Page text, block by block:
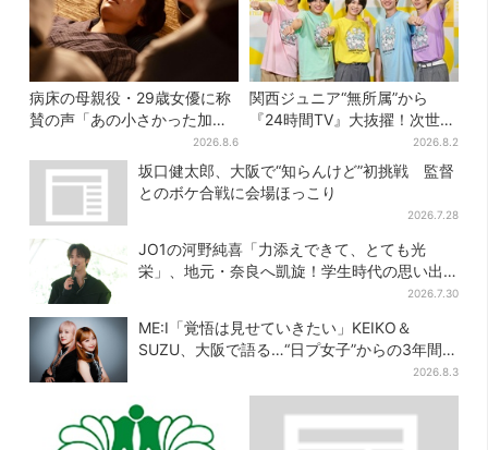
病床の母親役・29歳女優に称
賛の声「あの小さかった加恋
ちゃんが…」朝ドラ視聴者し
みじみ
2026.8.6
関西ジュニア“無所属”から
『24時間TV』大抜擢！次世代
スターと期待「まさか僕
が…」
2026.8.2
坂口健太郎、大阪で“知らんけど”初挑戦 監督
とのボケ合戦に会場ほっこり
2026.7.28
JO1の河野純喜「力添えできて、とても光
栄」、地元・奈良へ凱旋！学生時代の思い出
2026.7.30
ME:I「覚悟は見せていきたい」KEIKO＆
SUZU、大阪で語る…“日プ女子”からの3年間
2026.8.3